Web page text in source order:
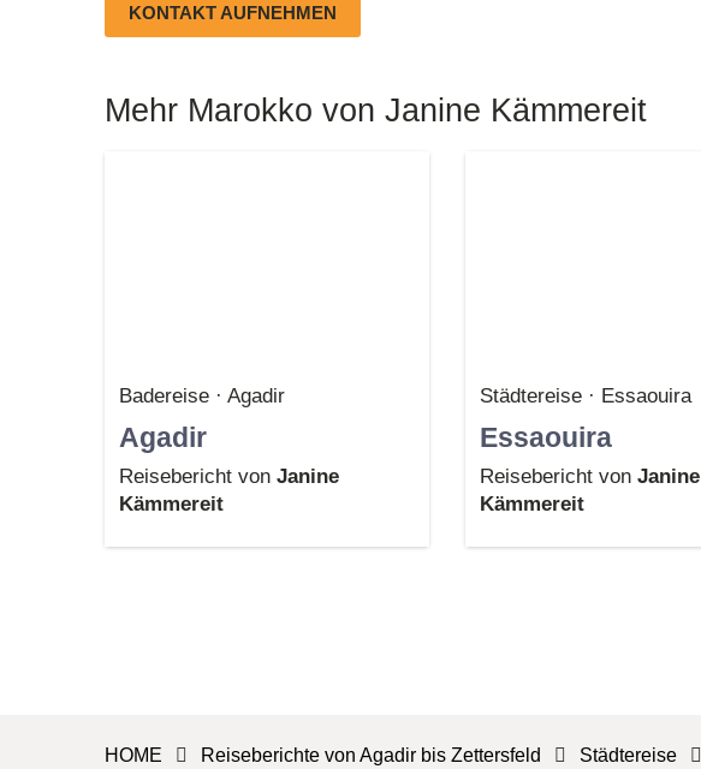
KONTAKT AUFNEHMEN
Mehr Marokko von Janine Kämmereit
Badereise · Agadir
Agadir
Reisebericht von Janine
Kämmereit
Städtereise · Essaouira
Essaouira
Reisebericht von Janine
Kämmereit
HOME Reiseberichte von Agadir bis Zettersfeld Städtereise